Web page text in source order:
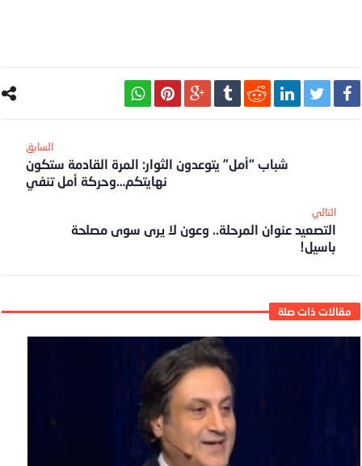
شباب “أمل” يتوعدون الثوار: المرة القادمة ستكون
نهايتكم…وحركة أمل تنفي
‎التالي
التصعيد عنوان المرحلة.. وعون لا يرى سوى مصلحة
باسيل!